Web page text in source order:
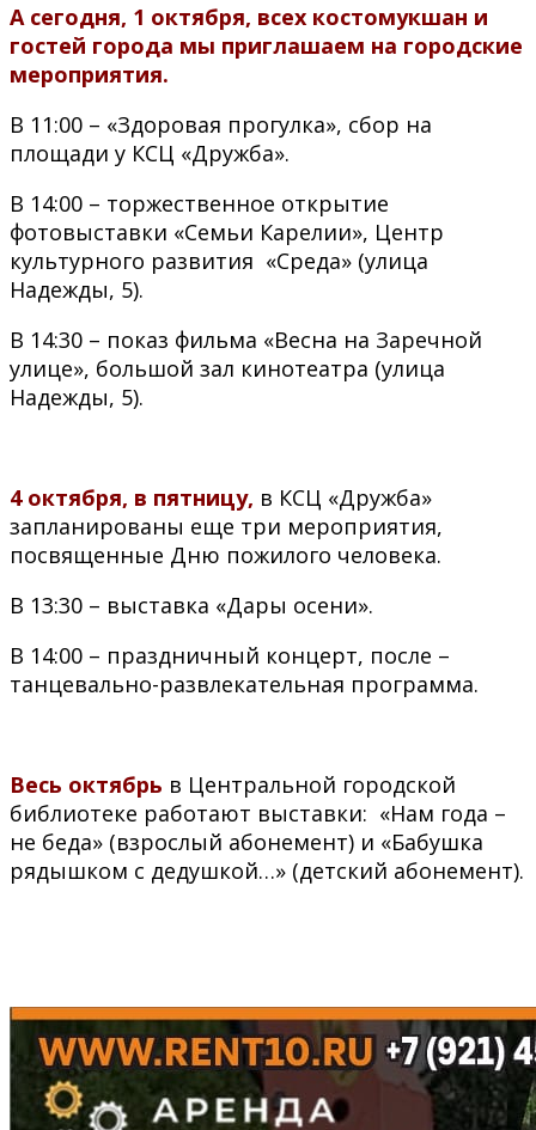
А сегодня, 1 октября, всех костомукшан и
гостей города мы приглашаем на городские
мероприятия.
В 11:00 – «Здоровая прогулка», сбор на
площади у КСЦ «Дружба».
В 14:00 – торжественное открытие
фотовыставки «Семьи Карелии», Центр
культурного развития «Среда» (улица
Надежды, 5).
В 14:30 – показ фильма «Весна на Заречной
улице», большой зал кинотеатра (улица
Надежды, 5).
4 октября, в пятницу, в КСЦ «Дружба»
запланированы еще три мероприятия,
посвященные Дню пожилого человека.
В 13:30 – выставка «Дары осени».
В 14:00 – праздничный концерт, после –
танцевально-развлекательная программа.
Весь октябрь в Центральной городской
библиотеке работают выставки: «Нам года –
не беда» (взрослый абонемент) и «Бабушка
рядышком с дедушкой…» (детский абонемент).